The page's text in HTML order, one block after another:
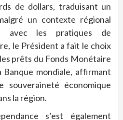
de dollars, traduisant un
un contexte régional
avec les pratiques de
le Président a fait le choix
prêts du Fonds Monétaire
mondiale, affirmant
souveraineté économique
la région.
s’est également